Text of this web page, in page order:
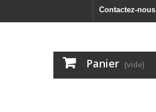
Contactez-nous
Panier (vide)